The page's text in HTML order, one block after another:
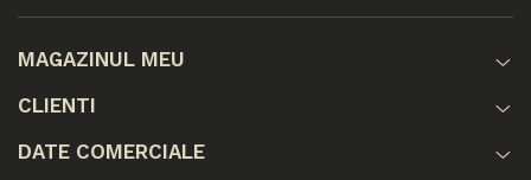
MAGAZINUL MEU
CLIENTI
DATE COMERCIALE